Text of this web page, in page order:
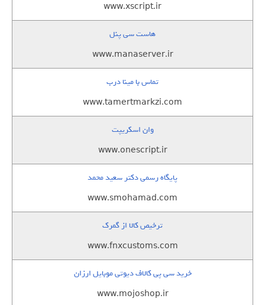
www.xscript.ir
هاست سی پنل
www.manaserver.ir
تماس با مینا درب
www.tamertmarkzi.com
وان اسکریپت
www.onescript.ir
پایگاه رسمی دکتر سعید محمد
www.smohamad.com
ترخیص کالا از گمرک
www.fnxcustoms.com
خرید سی پی کالاف دیوتی موبایل ارزان
www.mojoshop.ir